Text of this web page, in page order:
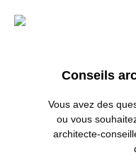
Conseils
Vous avez des
ou vous
architecte-